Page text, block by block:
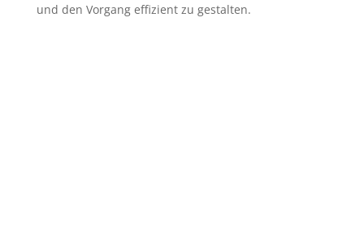
und den Vorgang effizient zu gestalten.